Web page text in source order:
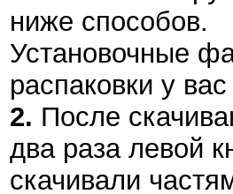
ниже способов.
Установочные
распаковки у
2. После
два раза левой
скачивали